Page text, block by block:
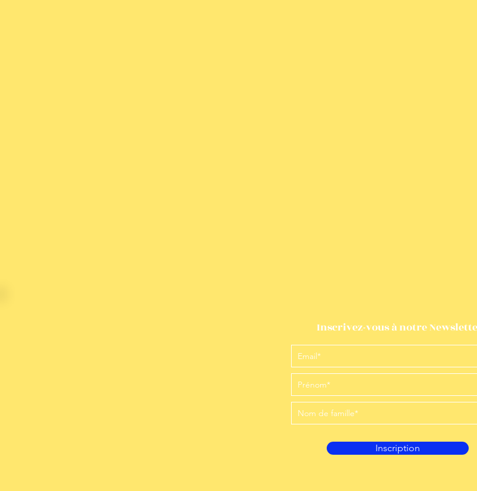
Inscrivez-vous à notre
Inscription